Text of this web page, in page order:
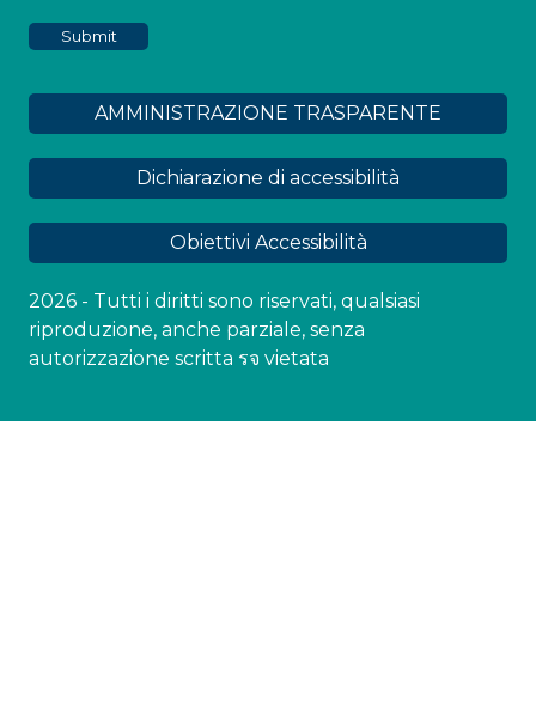
AMMINISTRAZIONE TRASPARENTE
Dichiarazione di accessibilità
Obiettivi Accessibilità
2026 - Tutti i diritti sono riservati, qualsiasi
riproduzione, anche parziale, senza
autorizzazione scritta รจ vietata